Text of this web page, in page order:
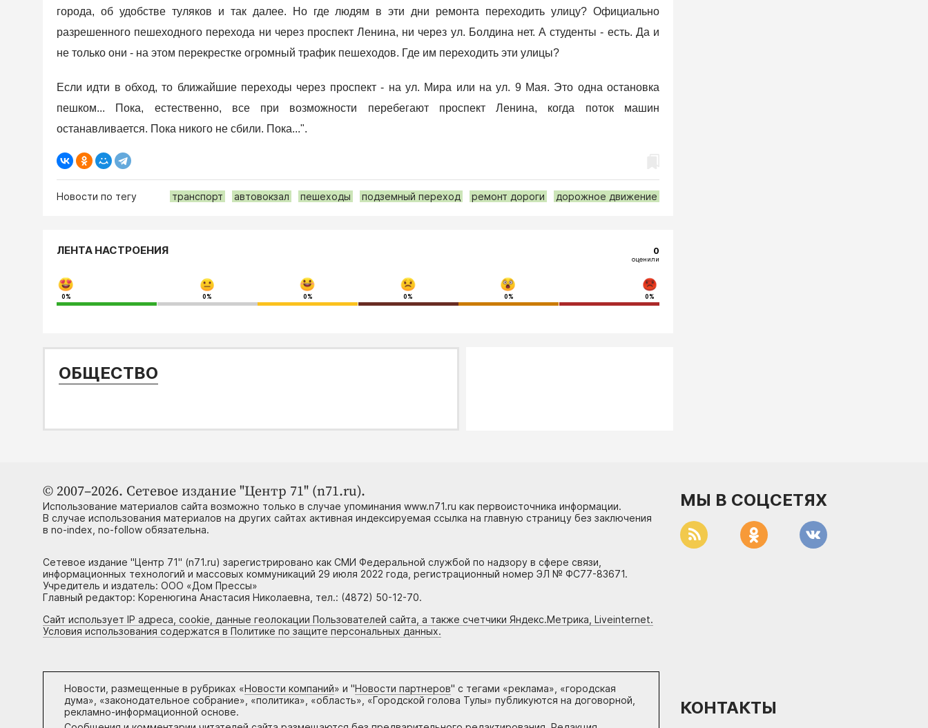
города, об удобстве туляков и так далее. Но где людям в эти дни ремонта переходить улицу? Официально
разрешенного пешеходного перехода ни через проспект Ленина, ни через ул. Болдина нет. А студенты - есть. Да и
не только они - на этом перекрестке огромный трафик пешеходов. Где им переходить эти улицы?
Если идти в обход, то ближайшие переходы через проспект - на ул. Мира или на ул. 9 Мая. Это одна остановка
пешком... Пока, естественно, все при возможности перебегают проспект Ленина, когда поток машин
останавливается. Пока никого не сбили. Пока...".
Новости по тегу транспорт автовокзал пешеходы подземный переход ремонт дороги дорожное движение
ЛЕНТА НАСТРОЕНИЯ 0
оценили
0% 0% 0% 0% 0% 0%
ОБЩЕСТВО
© 2007–2026. Сетевое издание "Центр 71" (n71.ru).
Использование материалов сайта возможно только в случае упоминания www.n71.ru как первоисточника информации.
В случае использования материалов на других сайтах активная индексируемая ссылка на главную страницу без заключения
в no-index, no-follow обязательна.
Сетевое издание "Центр 71" (n71.ru) зарегистрировано как СМИ Федеральной службой по надзору в сфере связи,
информационных технологий и массовых коммуникаций 29 июля 2022 года, регистрационный номер ЭЛ № ФС77-83671.
Учредитель и издатель: ООО «Дом Прессы»
Главный редактор: Коренюгина Анастасия Николаевна, тел.: (4872) 50-12-70.
Сайт использует IP адреса, cookie, данные геолокации Пользователей сайта, а также счетчики Яндекс.Метрика, Liveinternet.
Условия использования содержатся в Политике по защите персональных данных.
Новости, размещенные в рубриках «Новости компаний» и "Новости партнеров" с тегами «реклама», «городская
дума», «законодательное собрание», «политика», «область», «Городской голова Тулы» публикуются на договорной,
рекламно-информационной основе.
МЫ В СОЦСЕТЯХ
КОНТАКТЫ